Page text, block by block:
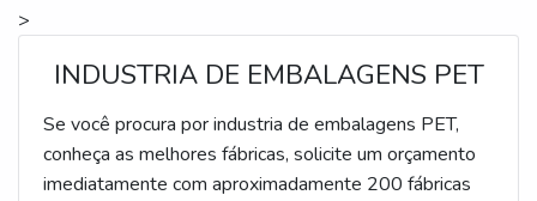
>
INDUSTRIA DE EMBALAGENS PET
Se você procura por industria de embalagens PET,
conheça as melhores fábricas, solicite um orçamento
imediatamente com aproximadamente 200 fábricas